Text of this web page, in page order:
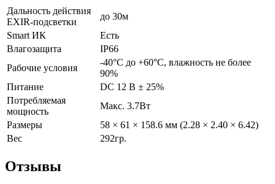
Дальность действия
EXIR-подсветки
до 30м
Smart ИК
Есть
Влагозащита
IP66
Рабочие условия
-40°С до +60°С, влажность не более
90%
Питание
DC 12 В ± 25%
Потребляемая
мощность
Макс. 3.7Вт
Размеры
58 × 61 × 158.6 мм (2.28 × 2.40 × 6.42)
Вес
292гр.
Отзывы